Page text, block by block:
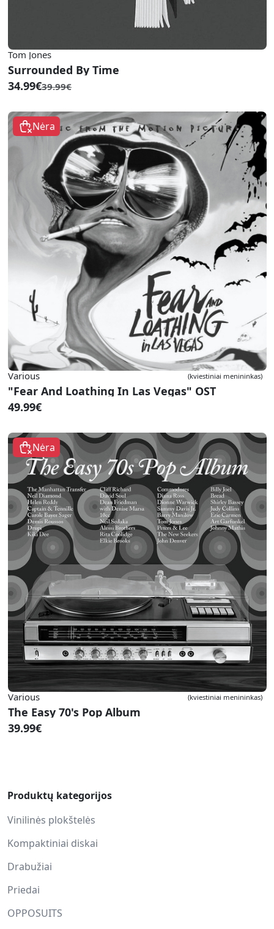
Tom Jones
Surrounded By Time
34.99€39.99€
Nėra
Various (kviestiniai menininkas)
"Fear And Loathing In Las Vegas" OST
49.99€
Nėra
Various (kviestiniai menininkas)
The Easy 70's Pop Album
39.99€
Produktų kategorijos
Vinilinės plokštelės
Kompaktiniai diskai
Drabužiai
Priedai
OPPOSUITS